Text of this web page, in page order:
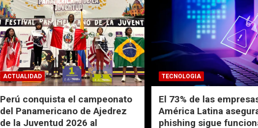
ACTUALIDAD
Perú conquista el campeonato
del Panamericano de Ajedrez
de la Juventud 2026 al
TECNOLOGIA
El 73% de las
América Latina
phishing sigue